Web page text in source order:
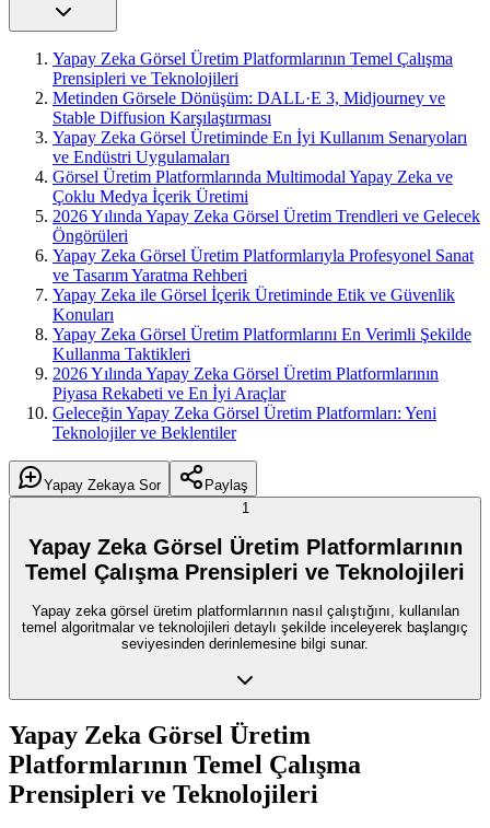
Yapay Zeka Görsel Üretim Platformlarının Temel Çalışma
Prensipleri ve Teknolojileri
Metinden Görsele Dönüşüm: DALL·E 3, Midjourney ve
Stable Diffusion Karşılaştırması
Yapay Zeka Görsel Üretiminde En İyi Kullanım Senaryoları
ve Endüstri Uygulamaları
Görsel Üretim Platformlarında Multimodal Yapay Zeka ve
Çoklu Medya İçerik Üretimi
2026 Yılında Yapay Zeka Görsel Üretim Trendleri ve Gelecek
Öngörüleri
Yapay Zeka Görsel Üretim Platformlarıyla Profesyonel Sanat
ve Tasarım Yaratma Rehberi
Yapay Zeka ile Görsel İçerik Üretiminde Etik ve Güvenlik
Konuları
Yapay Zeka Görsel Üretim Platformlarını En Verimli Şekilde
Kullanma Taktikleri
2026 Yılında Yapay Zeka Görsel Üretim Platformlarının
Piyasa Rekabeti ve En İyi Araçlar
Geleceğin Yapay Zeka Görsel Üretim Platformları: Yeni
Teknolojiler ve Beklentiler
Yapay Zekaya Sor
Paylaş
1
Yapay Zeka Görsel Üretim Platformlarının
Temel Çalışma Prensipleri ve Teknolojileri
Yapay zeka görsel üretim platformlarının nasıl çalıştığını, kullanılan
temel algoritmalar ve teknolojileri detaylı şekilde inceleyerek başlangıç
seviyesinden derinlemesine bilgi sunar.
Yapay Zeka Görsel Üretim
Platformlarının Temel Çalışma
Prensipleri ve Teknolojileri